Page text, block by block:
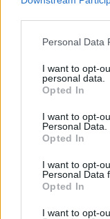
Personal Data
I want to opt-
personal data.
Opted In
I want to opt-
Personal Data.
Opted In
I want to opt-
Personal Data
Opted In
I want to opt-
Ne mangez
prévenir les
Changez
à 10 jours).
Lavez la taie
Astuces
oreiller
Pour éliminer les